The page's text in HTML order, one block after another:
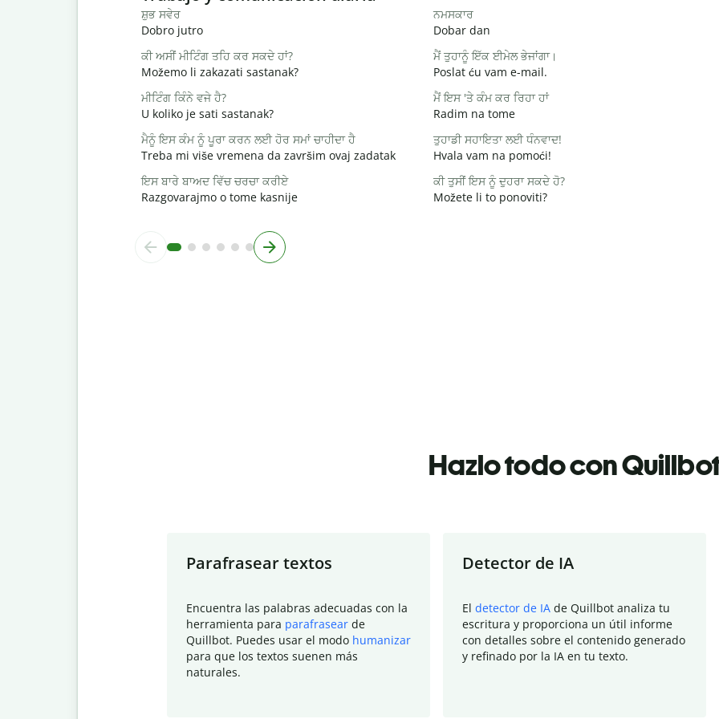
ਸ਼ੁਭ ਸਵੇਰ
Dobro jutro
ਨਮਸਕਾਰ
Dobar dan
ਕੀ ਅਸੀਂ ਮੀਟਿੰਗ ਤਹਿ ਕਰ ਸਕਦੇ ਹਾਂ?
Možemo li zakazati sastanak?
ਮੈਂ ਤੁਹਾਨੂੰ ਇੱਕ ਈਮੇਲ ਭੇਜਾਂਗਾ।
Poslat ću vam e-mail.
ਮੀਟਿੰਗ ਕਿੰਨੇ ਵਜੇ ਹੈ?
U koliko je sati sastanak?
ਮੈਂ ਇਸ 'ਤੇ ਕੰਮ ਕਰ ਰਿਹਾ ਹਾਂ
Radim na tome
ਮੈਨੂੰ ਇਸ ਕੰਮ ਨੂੰ ਪੂਰਾ ਕਰਨ ਲਈ ਹੋਰ ਸਮਾਂ ਚਾਹੀਦਾ ਹੈ
Treba mi više vremena da završim ovaj zadatak
ਤੁਹਾਡੀ ਸਹਾਇਤਾ ਲਈ ਧੰਨਵਾਦ!
Hvala vam na pomoći!
ਇਸ ਬਾਰੇ ਬਾਅਦ ਵਿੱਚ ਚਰਚਾ ਕਰੀਏ
Razgovarajmo o tome kasnije
ਕੀ ਤੁਸੀਂ ਇਸ ਨੂੰ ਦੁਹਰਾ ਸਕਦੇ ਹੋ?
Možete li to ponoviti?
Hazlo todo con
Parafrasear textos
Encuentra las palabras adecuadas con la
herramienta para parafrasear de
Quillbot. Puedes usar el modo humanizar
para que los textos suenen más
naturales.
Detector de IA
El detector de IA de Quillbot analiza tu
escritura y proporciona un útil informe
con detalles sobre el contenido generado
y refinado por la IA en tu texto.